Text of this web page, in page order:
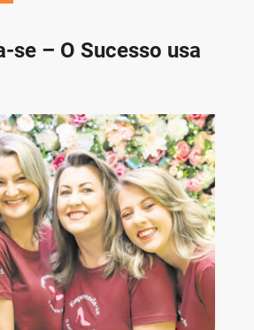
se – O Sucesso usa